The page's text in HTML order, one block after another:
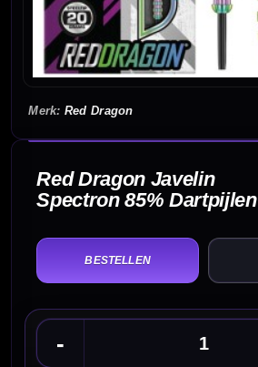
Red Dragon
Red Dragon Javelin
Spectron 85% Dartpijlen
-